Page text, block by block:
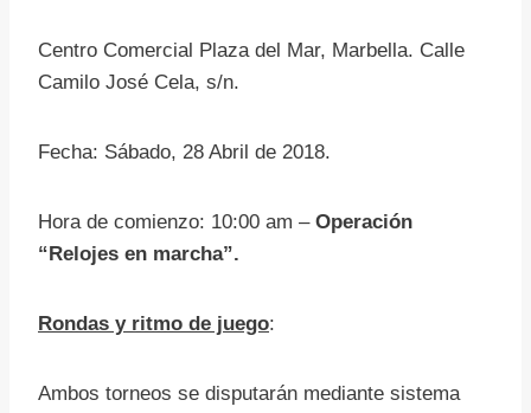
Centro Comercial Plaza del Mar, Marbella. Calle
Camilo José Cela, s/n.
Fecha: Sábado, 28 Abril de 2018.
Hora de comienzo: 10:00 am – Operación
“Relojes en marcha”.
Rondas y ritmo de juego:
Ambos torneos se disputarán mediante sistema